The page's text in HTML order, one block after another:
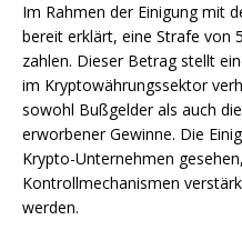
Im Rahmen der Einigung mit
bereit erklärt, eine Strafe von
zahlen. Dieser Betrag stellt
im Kryptowährungssektor
sowohl Bußgelder als auch
erworbener Gewinne. Die
Krypto-Unternehmen
Kontrollmechanismen
werden.